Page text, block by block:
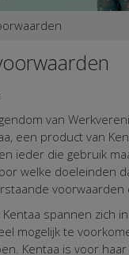
van
een product van
ieder die gebruik
welke doeleinden
voorwaarden
spannen zich
mogelijk te
Kentaa is voor